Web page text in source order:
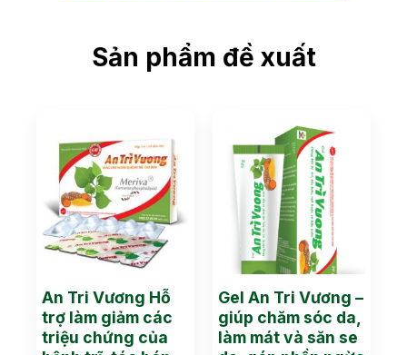
Sản phẩm đề xuất
An Tri Vương Hỗ
trợ làm giảm các
triệu chứng của
Gel An Tri Vương –
giúp chăm sóc da,
làm mát và săn se